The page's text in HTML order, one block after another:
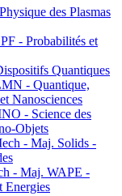
des Plasmas
- Probabilités et
Quantiques
- Quantique,
Nanosciences
- Science des
Objets
- Maj. Solids -
- Maj. WAPE -
Energies